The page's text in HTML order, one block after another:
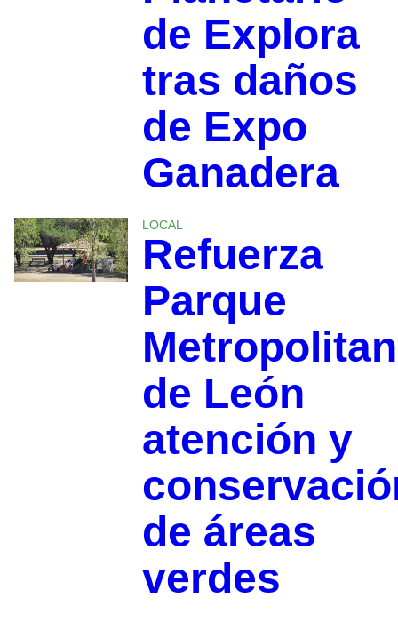
de Explora
tras daños
de Expo
Ganadera
LOCAL
Refuerza
Parque
de León
atención y
de áreas
verdes